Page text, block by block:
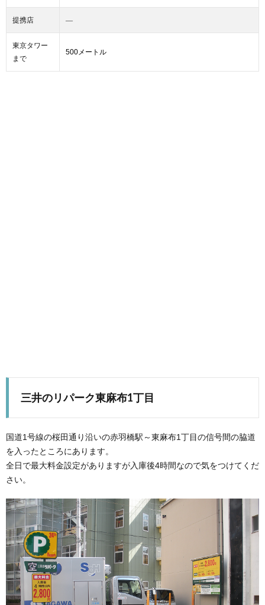
提携店 ―
東京タワー
まで
500メートル
三井のリパーク東麻布1丁目
国道1号線の桜田通り沿いの赤羽橋駅～東麻布1丁目の信号間の脇道
を入ったところにあります。
全日で最大料金設定がありますが入庫後4時間なので気をつけてくだ
さい。